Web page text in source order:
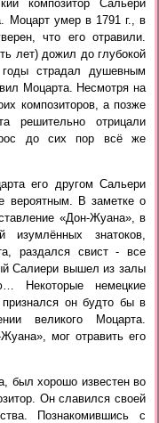
композитор Сальери
Моцарт умер в 1791 г., в
что его отравили.
лет) дожил до глубокой
страдал душевным
Моцарта. Несмотря на
композиторов, а позже
решительно отрицали
до сих пор всё же
его другом Сальери
вероятным. В заметке о
«Дон-Жуана», в
знатоков,
раздался свист - все
Салиери вышел из залы
Некоторые немецкие
он будто бы в
великого Моцарта.
мог отравить его
был хорошо известен во
Он славился своей
Познакомившись с